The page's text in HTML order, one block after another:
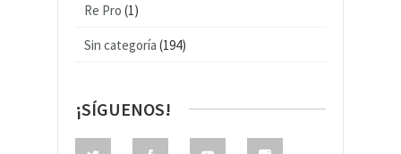
Re Pro (1)
Sin categoría (194)
¡SÍGUENOS!